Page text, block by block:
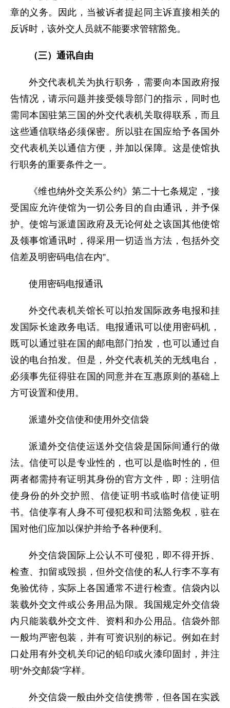
章的义务。因此，当被诉者提起同主诉直接相关的
反诉时，该外交人员就不能要求管辖豁免。
（三）通讯自由
外交代表机关为执行职务，需要向本国政府报
告情况，请示问题并接受领导部门的指示，同时也
需同本国驻第三国的外交代表机关取得联系，而且
这些通信联络必须保密。所以驻在国应给予各国外
交代表机关以通信方便，并加以保障。这是使馆执
行职务的重要条件之一。
《维也纳外交关系公约》第二十七条规定，“接
受国应允许使馆为一切公务目的自由通讯，并予保
护。使馆与派遣国政府及无论何处之该国其他使馆
及领事馆通讯时，得采用一切适当方法，包括外交
信差及明密码电信在内”。
使用密码电报通讯
外交代表机关馆长可以拍发国际政务电报和挂
发国际长途政务电话。电报通讯可以使用密码机，
既可以通过驻在国的邮电部门拍发，也可以通过自
设的电台拍发。但是，外交代表机关的无线电台，
必须事先征得驻在国的同意并在互惠原则的基础上
方可设置和使用。
派遣外交信使和使用外交信袋
派遣外交信使运送外交信袋是国际间通行的做
法。信使可以是专业性的，也可以是临时性的，但
两者都需持有证明其身份的官方文件，即：注明信
使身份的外交护照、信使证明书或临时信使证明
书。信使享有人身不可侵犯权和司法豁免权，驻在
国对他们应加以保护并给予各种便利。
外交信袋国际上公认不可侵犯，即不得开拆、
检查、扣留或毁损，但外交信使的私人行李不享有
免验优待，实际上各国通常不进行检查。信袋内以
装载外交文件或公务用品为限。我国规定外交信袋
内只能装载外交文件、资料和办公用品。信袋外部
一般均严密包装，并有可资识别的标记。例如在封
口处用有外交机关印记的铅印或火漆印固封，并注
明“外交邮袋”字样。
外交信袋一般由外交信使携带，但各国在实践